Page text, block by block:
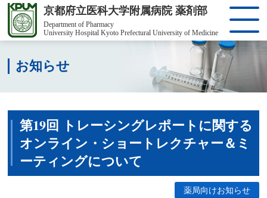
京都府立医科大学附属病院 薬剤部
Department of Pharmacy
University Hospital Kyoto Prefectural University of Medicine
お知らせ
第19回 トレーシングレポートに関する
オンライン・ショートレクチャー＆ミ
ーティングについて
薬局向けお知らせ